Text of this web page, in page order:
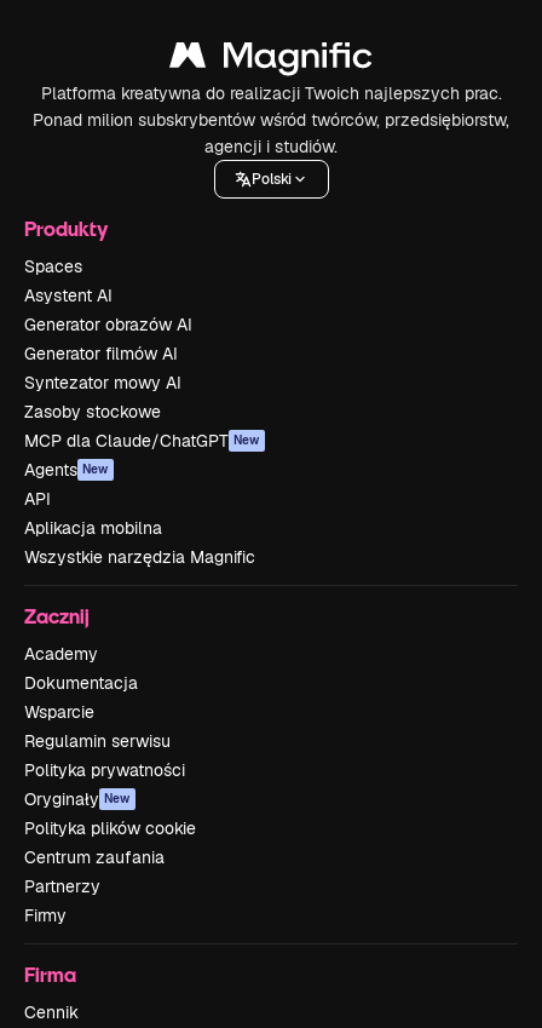
Platforma kreatywna do realizacji Twoich najlepszych prac.
Ponad milion subskrybentów wśród twórców, przedsiębiorstw,
agencji i studiów.
Polski
Produkty
Spaces
Asystent AI
Generator obrazów AI
Generator filmów AI
Syntezator mowy AI
Zasoby stockowe
MCP dla Claude/ChatGPT New
Agents New
API
Aplikacja mobilna
Wszystkie narzędzia Magnific
Zacznij
Academy
Dokumentacja
Wsparcie
Regulamin serwisu
Polityka prywatności
Oryginały New
Polityka plików cookie
Centrum zaufania
Partnerzy
Firmy
Firma
Cennik